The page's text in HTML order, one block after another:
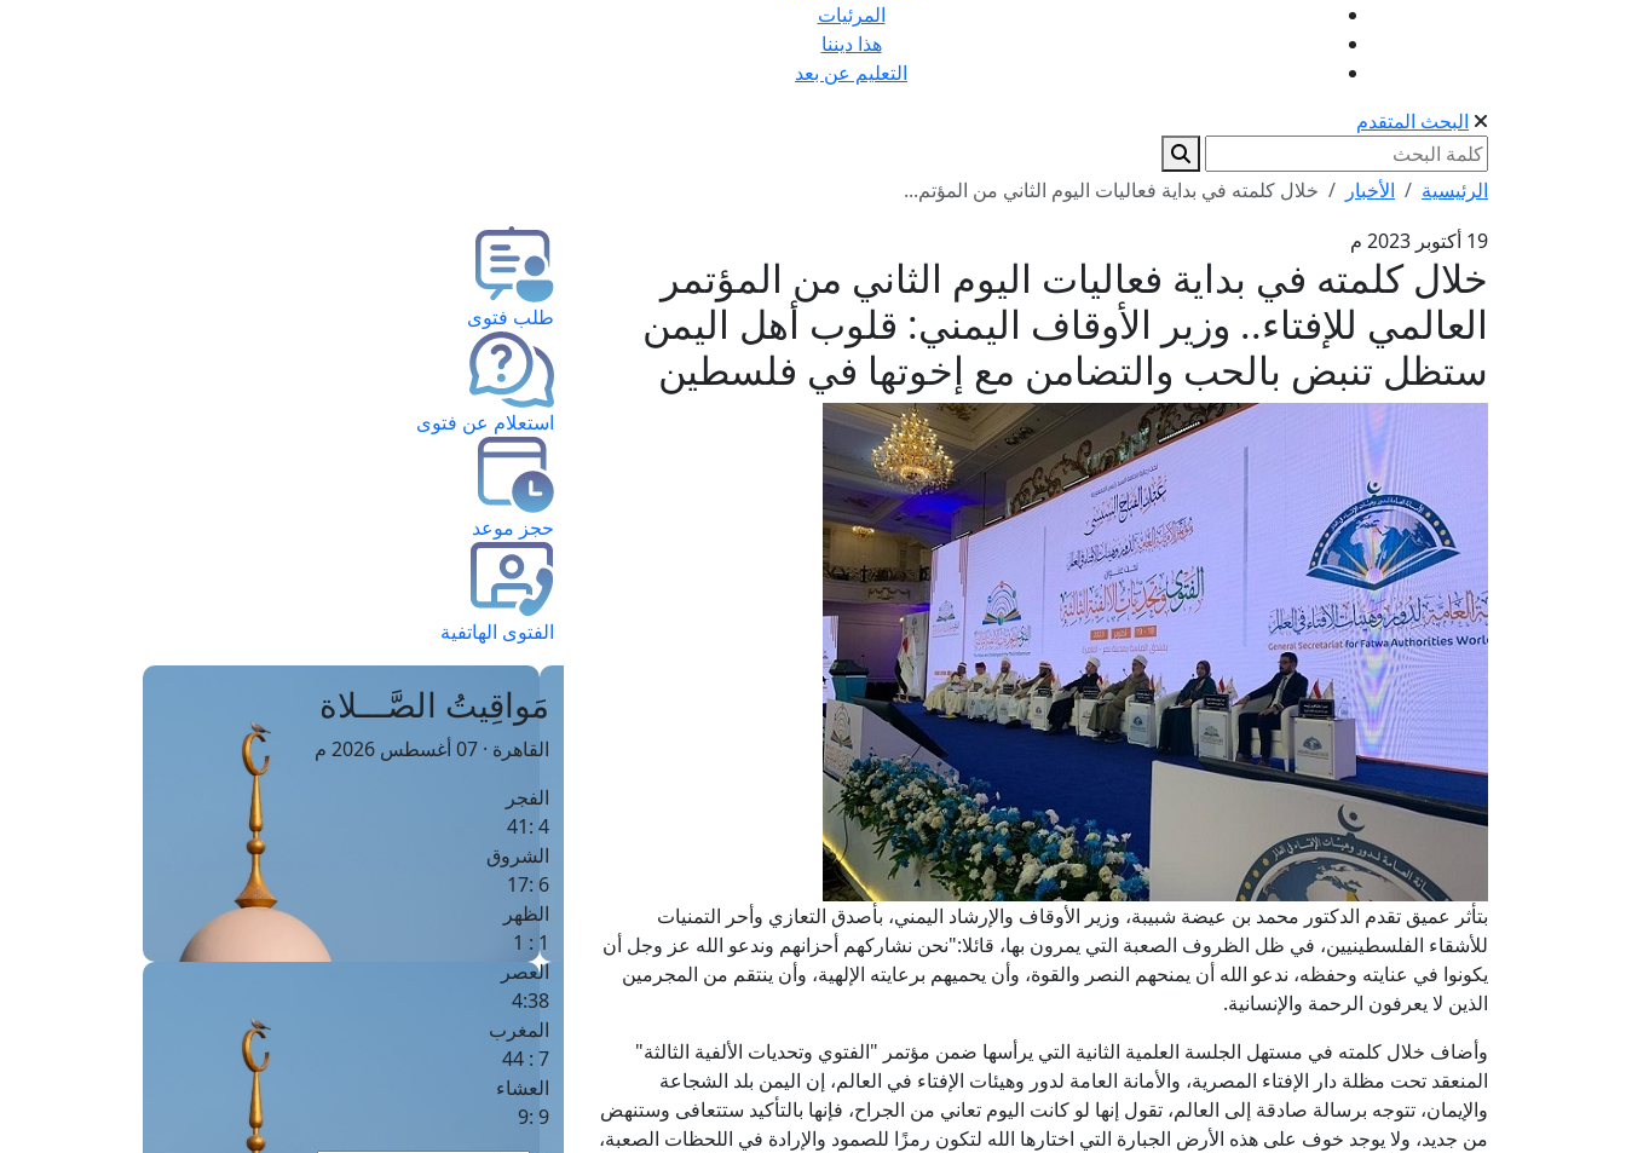
المرئيات
هذا ديننا
التعليم عن بعد
البحث المتقدم
الرئيسية الأخبار
خلال كلمته في بداية فعاليات اليوم الثاني من المؤتم...
19 أكتوبر 2023 م
خلال كلمته في بداية فعاليات اليوم الثاني من المؤتمر
العالمي للإفتاء.. وزير الأوقاف اليمني: قلوب أهل اليمن
ستظل تنبض بالحب والتضامن مع إخوتها في فلسطين
بتأثر عميق تقدم الدكتور محمد بن عيضة شبيبة، وزير الأوقاف والإرشاد اليمني، بأصدق التعازي وأحر التمنيات
للأشقاء الفلسطينيين، في ظل الظروف الصعبة التي يمرون بها، قائلا:"نحن نشاركهم أحزانهم وندعو الله عز وجل أن
يكونوا في عنايته وحفظه، ندعو الله أن يمنحهم النصر والقوة، وأن يحميهم برعايته الإلهية، وأن ينتقم من المجرمين
الذين لا يعرفون الرحمة والإنسانية.
وأضاف خلال كلمته في مستهل الجلسة العلمية الثانية التي يرأسها ضمن مؤتمر "الفتوي وتحديات الألفية الثالثة"
المنعقد تحت مظلة دار الإفتاء المصرية، والأمانة العامة لدور وهيئات الإفتاء في العالم، إن اليمن بلد الشجاعة
والإيمان، تتوجه برسالة صادقة إلى العالم، تقول إنها لو كانت اليوم تعاني من الجراح، فإنها بالتأكيد ستتعافى وستنهض
من جديد، ولا يوجد خوف على هذه الأرض الجبارة التي اختارها الله لتكون رمزًا للصمود والإرادة في اللحظات الصعبة،
طلب فتوى
استعلام عن فتوى
حجز موعد
الفتوى الهاتفية
مَواقِيتُ الصَّـــلاة
القاهرة · 07 أغسطس 2026 م
الفجر
4 :41
الشروق
6 :17
الظهر
1 : 1
العصر
4:38
المغرب
7 : 44
العشاء
9 :9